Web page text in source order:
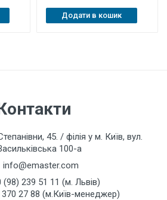
Додати в кошик
45. / філія у м. Київ, вул.
100-а
info@emaster.com
(98) 239 51 11 (м. Львів)
27 88 (м.Київ-менеджер)